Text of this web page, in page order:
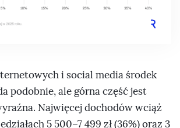
i social media środek
podobnie, ale górna część jest
Najwięcej dochodów wciąż
5 500–7 499 zł (36%) oraz 3